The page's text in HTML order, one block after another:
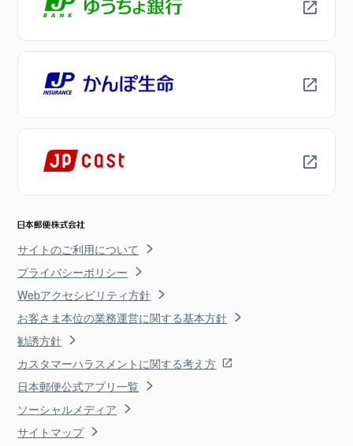
サイトのご利用について
プライバシーポリシー
Webアクセシビリティ方針
お客さま本位の業務運営に関する基本方針
勧誘方針
カスタマーハラスメントに関する考え方
日本郵便公式アプリ一覧
ソーシャルメディア
サイトマップ